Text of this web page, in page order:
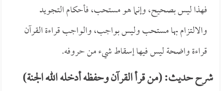
فهذا ليس بصحيح، وإنما هو مستحب، فأحكام التجويد
والالتزام بها مستحب وليس بواجب، والواجب قراءة القرآن
قراءة واضحة ليس فيها إسقاط شيء من حروفه.
شرح حديث: (من قرأ القرآن وحفظه أدخله الله الجنة)